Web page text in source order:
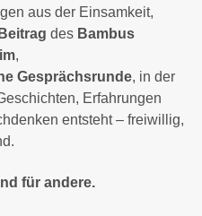
aus der Einsamkeit,
des Bambus
,
Gesprächsrunde, in der
Erfahrungen
entsteht – freiwillig,
für andere.